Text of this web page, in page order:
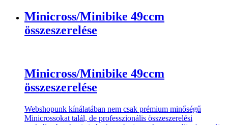
Minicross/Minibike 49ccm
összeszerelése
Minicross/Minibike 49ccm
összeszerelése
Webshopunk kínálatában nem csak prémium minőségű
Minicrossokat talál, de professzionális összeszerelési